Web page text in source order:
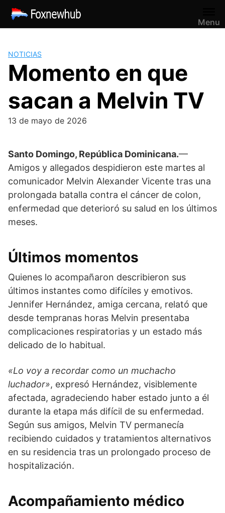
Saltar
contenido
Menu
NOTICIAS
Momento en que
sacan a Melvin TV
13 de mayo de 2026
Santo Domingo, República Dominicana.—
Amigos y allegados despidieron este martes al
comunicador Melvin Alexander Vicente tras una
prolongada batalla contra el cáncer de colon,
enfermedad que deterioró su salud en los últimos
meses.
Últimos momentos
Quienes lo acompañaron describieron sus
últimos instantes como difíciles y emotivos.
Jennifer Hernández, amiga cercana, relató que
desde tempranas horas Melvin presentaba
complicaciones respiratorias y un estado más
delicado de lo habitual.
«Lo voy a recordar como un muchacho
luchador», expresó Hernández, visiblemente
afectada, agradeciendo haber estado junto a él
durante la etapa más difícil de su enfermedad.
Según sus amigos, Melvin TV permanecía
recibiendo cuidados y tratamientos alternativos
en su residencia tras un prolongado proceso de
hospitalización.
Acompañamiento médico